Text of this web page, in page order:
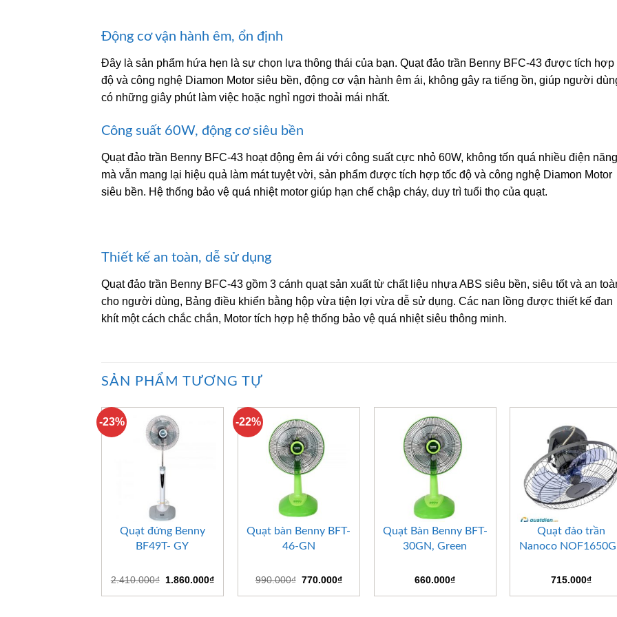
Động cơ vận hành êm, ổn định
Đây là sản phẩm hứa hẹn là sự chọn lựa thông thái của bạn. Quạt đảo trần Benny BFC-43 được tích hợp
độ và công nghệ Diamon Motor siêu bền, động cơ vận hành êm ái, không gây ra tiếng ồn, giúp người
có những giây phút làm việc hoặc nghỉ ngơi thoải mái nhất.
Công suất 60W, động cơ siêu bền
Quạt đảo trần Benny BFC-43 hoạt động êm ái với công suất cực nhỏ 60W, không tốn quá nhiều điện năng
mà vẫn mang lại hiệu quả làm mát tuyệt vời, sản phẩm được tích hợp tốc độ và công nghệ Diamon Motor
siêu bền. Hệ thống bảo vệ quá nhiệt motor giúp hạn chế chập cháy, duy trì tuổi thọ của quạt.
Thiết kế an toàn, dễ sử dụng
Quạt đảo trần Benny BFC-43 gồm 3 cánh quạt sản xuất từ chất liệu nhựa ABS siêu bền, siêu tốt và an
cho người dùng, Bảng điều khiển bằng hộp vừa tiện lợi vừa dễ sử dụng. Các nan lồng được thiết kế đan
khít một cách chắc chắn, Motor tích hợp hệ thống bảo vệ quá nhiệt siêu thông minh.
SẢN PHẨM TƯƠNG TỰ
-23%
Quạt đứng Benny
BF49T- GY
2.410.000₫ Giá
là:
1.860.000₫Giá
tại
-22%
Quạt bàn Benny BFT-
46-GN
990.000₫ Giá
là:
770.000₫Giá
tại
Quạt Bàn Benny BFT-
30GN, Green
660.000₫
Quạt đảo trần
Nanoco
715.000₫